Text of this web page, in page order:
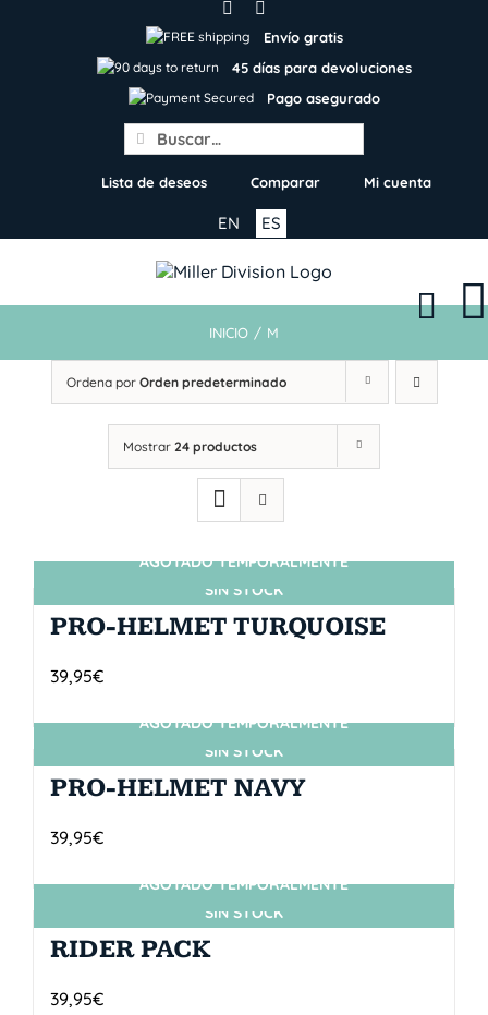
Envío gratis
45 días para devoluciones
Pago asegurado
Search
for:
Lista de deseos Comparar Mi cuenta
ES
EN
INICIO / M
Ordena por Orden predeterminado
Mostrar 24 productos
SIN STOCK
AGOTADO TEMPORALMENTE
PRO-HELMET TURQUOISE
39,95€
SIN STOCK
AGOTADO TEMPORALMENTE
PRO-HELMET NAVY
39,95€
SIN STOCK
AGOTADO TEMPORALMENTE
RIDER PACK
39,95€